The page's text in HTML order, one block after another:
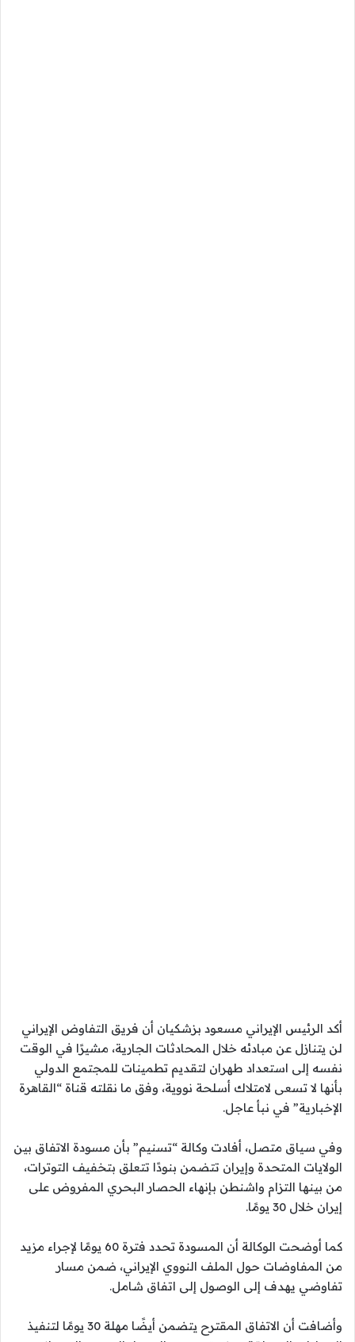
أكد الرئيس الإيراني مسعود بزشكيان أن فريق التفاوض الإيراني
لن يتنازل عن مبادئه خلال المحادثات الجارية، مشيرًا في الوقت
نفسه إلى استعداد طهران لتقديم تطمينات للمجتمع الدولي
بأنها لا تسعى لامتلاك أسلحة نووية، وفق ما نقلته قناة “القاهرة
الإخبارية” في نبأ عاجل.
وفي سياق متصل، أفادت وكالة “تسنيم” بأن مسودة الاتفاق بين
الولايات المتحدة وإيران تتضمن بنودًا تتعلق بتخفيف التوترات،
من بينها التزام واشنطن بإنهاء الحصار البحري المفروض على
إيران خلال 30 يومًا.
كما أوضحت الوكالة أن المسودة تحدد فترة 60 يومًا لإجراء مزيد
من المفاوضات حول الملف النووي الإيراني، ضمن مسار
تفاوضي يهدف إلى الوصول إلى اتفاق شامل.
وأضافت أن الاتفاق المقترح يتضمن أيضًا مهلة 30 يومًا لتنفيذ